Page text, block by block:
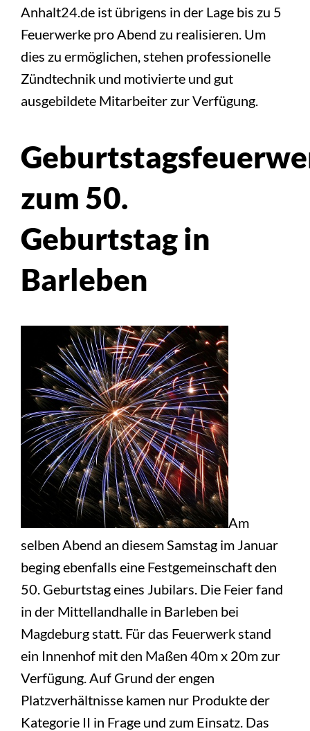
Anhalt24.de ist übrigens in der Lage bis zu 5
Feuerwerke pro Abend zu realisieren. Um
dies zu ermöglichen, stehen professionelle
Zündtechnik und motivierte und gut
ausgebildete Mitarbeiter zur Verfügung.
zum 50.
Geburtstag in
Barleben
Am
selben Abend an diesem Samstag im Januar
beging ebenfalls eine Festgemeinschaft den
50. Geburtstag eines Jubilars. Die Feier fand
in der Mittellandhalle in Barleben bei
Magdeburg statt. Für das Feuerwerk stand
ein Innenhof mit den Maßen 40m x 20m zur
Verfügung. Auf Grund der engen
Platzverhältnisse kamen nur Produkte der
Kategorie II in Frage und zum Einsatz. Das